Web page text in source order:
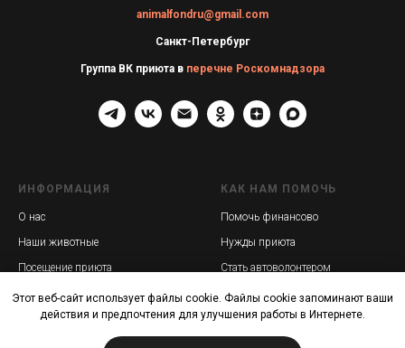
Этот веб-сайт использует файлы cookie. Файлы cookie запоминают ваши
действия и предпочтения для улучшения работы в Интернете.
animalfondru@gmail.com
Санкт-Петербург
Группа ВК приюта в перечне Роскомнадзора
ИНФОРМАЦИЯ
О нас
Наши животные
Посещение приюта
КАК НАМ ПОМОЧЬ
Помочь финансово
Нужды приюта
Стать автоволонтером
ДОКУМЕНТЫ
Уставные документы
ПОЛЕЗНОЕ
Блог